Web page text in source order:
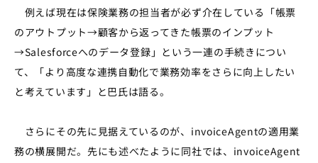
例えば現在は保険業務の担当者が必ず介在している「帳票
のアウトプット→顧客から返ってきた帳票のインプット
→Salesforceへのデータ登録」という一連の手続きについ
て、「より高度な連携自動化で業務効率をさらに向上したい
と考えています」と巴氏は語る。
さらにその先に見据えているのが、invoiceAgentの適用業
務の横展開だ。先にも述べたように同社では、invoiceAgent